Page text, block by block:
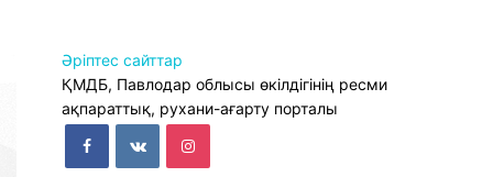
Әріптес сайттар
ҚМДБ, Павлодар облысы өкілдігінің ресми
ақпараттық, рухани-ағарту порталы